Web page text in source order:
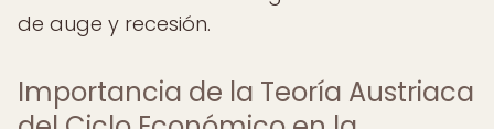
de auge y recesión.
Importancia de la Teoría Austriaca